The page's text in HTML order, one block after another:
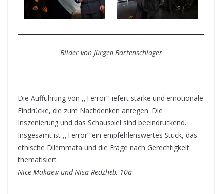
Bilder von Jürgen Bartenschlager
Die Aufführung von ,,Terror“ liefert starke und emotionale
Eindrücke, die zum Nachdenken anregen. Die
Inszenierung und das Schauspiel sind beeindruckend.
Insgesamt ist ,,Terror“ ein empfehlenswertes Stück, das
ethische Dilemmata und die Frage nach Gerechtigkeit
thematisiert.
Nice Makaew und Nisa Redzheb, 10a